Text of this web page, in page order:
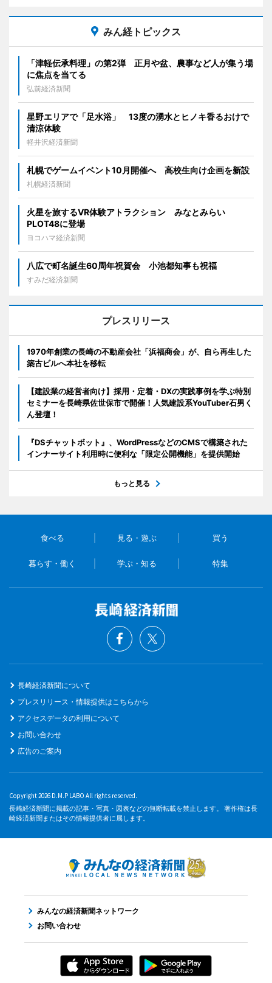
みん経トピックス
「津軽伝承料理」の第2弾 正月や盆、農事など人が集う場
に焦点を当てる
弘前経済新聞
星野エリアで「足水浴」 13度の湧水とヒノキ香るおけで
清涼体験
軽井沢経済新聞
札幌でゲームイベント10月開催へ 高校生向け企画を新設
札幌経済新聞
火星を旅するVR体験アトラクション みなとみらい
PLOT48に登場
ヨコハマ経済新聞
八広で町名誕生60周年祝賀会 小池都知事も祝福
すみだ経済新聞
プレスリリース
1970年創業の長崎の不動産会社「浜福商会」が、自ら再生した
築古ビルへ本社を移転
【建設業の経営者向け】採用・定着・DXの実践事例を学ぶ特別
セミナーを長崎県佐世保市で開催！人気建設系YouTuber石男く
ん登壇！
『DSチャットボット』、WordPressなどのCMSで構築された
インナーサイト利用時に便利な「限定公開機能」を提供開始
もっと見る
食べる 見る・遊ぶ 買う
暮らす・働く 学ぶ・知る 特集
長崎経済新聞について
プレスリリース・情報提供はこちらから
アクセスデータの利用について
お問い合わせ
広告のご案内
Copyright 2026 D.M.P LABO All rights reserved.
長崎経済新聞に掲載の記事・写真・図表などの無断転載を禁止します。 著作権は長
崎経済新聞またはその情報提供者に属します。
みんなの経済新聞ネットワーク
お問い合わせ